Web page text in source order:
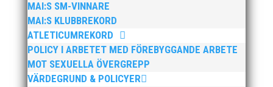
MAI:S SM-VINNARE
MAI:S KLUBBREKORD
ATLETICUMREKORD
POLICY I ARBETET MED FÖREBYGGANDE ARBETE
MOT SEXUELLA ÖVERGREPP
VÄRDEGRUND & POLICYER